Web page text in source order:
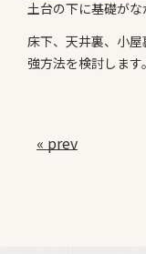
土台の下に基礎が
床下、天井裏、小
強方法を検討します。
« prev